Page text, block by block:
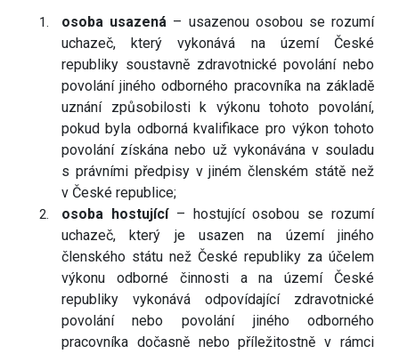
osoba usazená – usazenou osobou se rozumí
uchazeč, který vykonává na území České
republiky soustavně zdravotnické povolání nebo
povolání jiného odborného pracovníka na základě
uznání způsobilosti k výkonu tohoto povolání,
pokud byla odborná kvalifikace pro výkon tohoto
povolání získána nebo už vykonávána v souladu
s právními předpisy v jiném členském státě než
v České republice;
osoba hostující – hostující osobou se rozumí
uchazeč, který je usazen na území jiného
členského státu než České republiky za účelem
výkonu odborné činnosti a na území České
republiky vykonává odpovídající zdravotnické
povolání nebo povolání jiného odborného
pracovníka dočasně nebo příležitostně v rámci